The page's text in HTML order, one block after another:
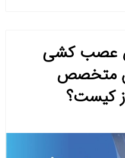
عصب کشی
متخصص
کیست؟